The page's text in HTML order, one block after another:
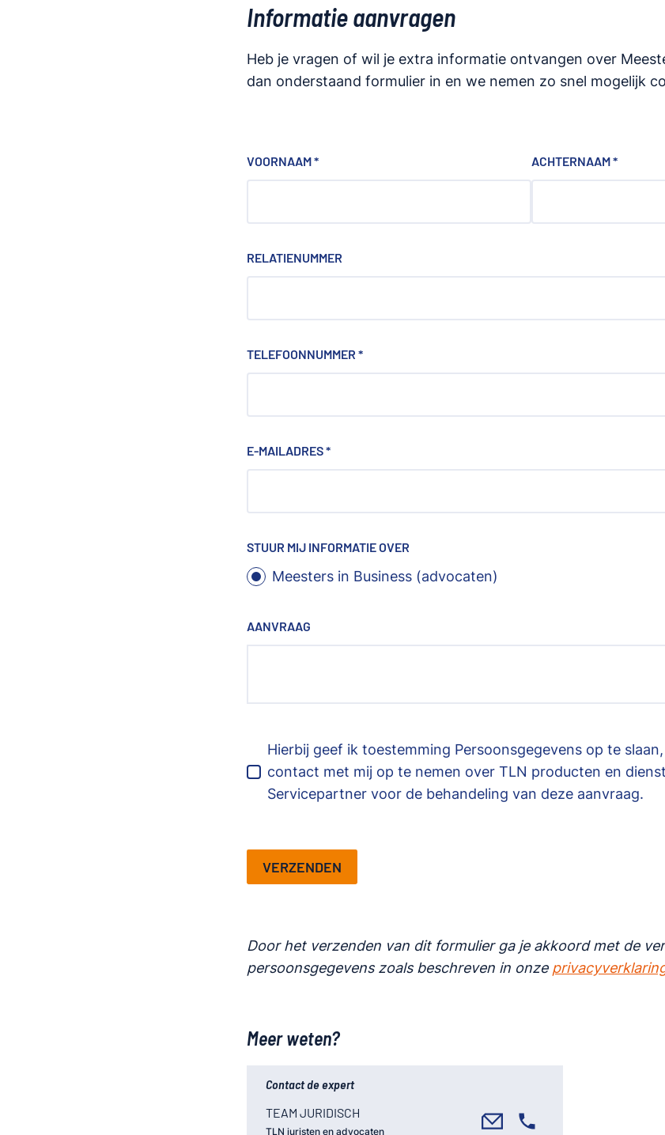
Informatie aanvragen
Heb je vragen of wil je extra informatie ontvangen over
dan onderstaand formulier in en we nemen zo snel mogelijk
VOORNAAM* ACHTERNAAM*
RELATIENUMMER
TELEFOONNUMMER *
E-MAILADRES*
STUUR MIJ INFORMATIE OVER
Meesters in Business (advocaten)
AANVRAAG
Hierbij geef ik toestemming Persoonsgegevens op te
contact met mij op te nemen over TLN producten en
Servicepartner voor de behandeling van deze aanvraag.
VERZENDEN
Door het verzenden van dit formulier ga je akkoord met de
persoonsgegevens zoals beschreven in onze
Meer weten?
Contact de expert
TEAM JURIDISCH
TLN juristen en advocaten